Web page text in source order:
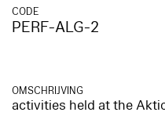
CODE
PERF-ALG-2
OMSCHRIJVING
activities held at the